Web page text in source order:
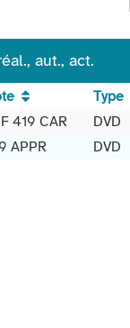
aut., act.
Type
419 CAR DVD
APPR DVD